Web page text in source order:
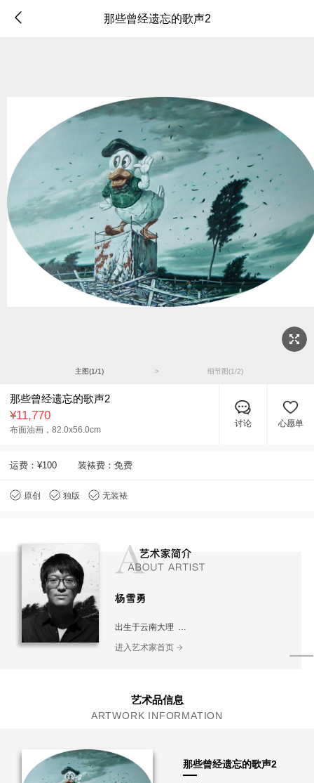
那些曾经遗忘的歌声2
主图(1/1) > 细节图(1/2)
那些曾经遗忘的歌声2
¥11,770
布面油画， 82.0x56.0cm
讨论 心愿单
运费： ¥100 装裱费：免费
原创 独版 无装裱
杨雪勇
出生于云南大理
进入艺术家首页
艺术品信息
ARTWORK INFORMATION
那些曾经遗忘的歌声2